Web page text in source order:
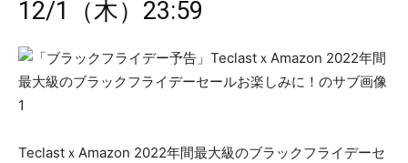
12/1（木）23:59
TeclastｘAmazon 2022年間最大級のブラックフライデーセ